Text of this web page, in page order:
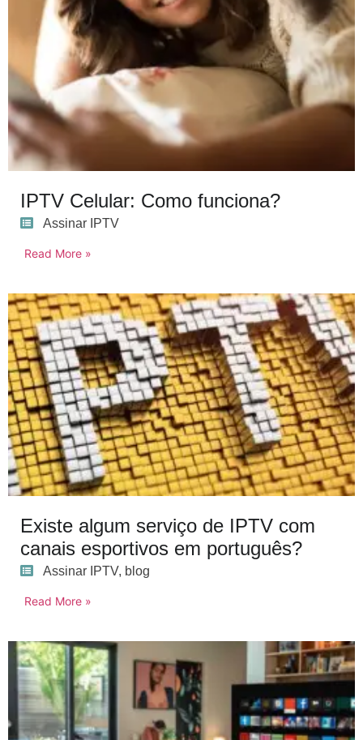
IPTV Celular: Como funciona?
Assinar IPTV
Read More »
Existe algum serviço de IPTV com
canais esportivos em português?
Assinar IPTV, blog
Read More »